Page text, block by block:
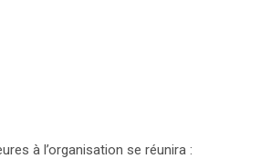
à l’organisation se réunira :